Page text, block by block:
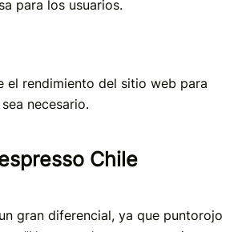
para los usuarios.
el rendimiento del sitio web para
necesario.
Chile
gran diferencial, ya que puntorojo